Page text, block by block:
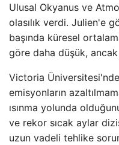
Ulusal Okyanus ve
olasılık verdi. Julien'e
başında küresel
göre daha düşük,
Victoria
emisyonların
ısınma yolunda
ve rekor sıcak aylar
uzun vadeli tehlike